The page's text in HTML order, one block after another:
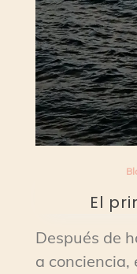
El
Después de
a conciencia,